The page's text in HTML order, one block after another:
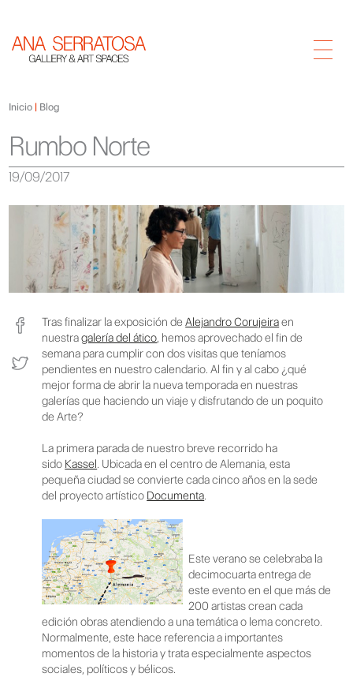
Inicio Blog
Rumbo Norte
19/09/2017
Tras finalizar la exposición deAlejandro Corujeiraen
nuestragalería del ático, hemos aprovechado el fin de
semana para cumplir con dos visitas que teníamos
pendientes en nuestro calendario. Al fin y al cabo ¿qué
mejor forma de abrir la nueva temporada en nuestras
galerías que haciendo un viaje y disfrutando de un poquito
de Arte?
La primera parada de nuestro breve recorrido ha
sido Kassel. Ubicada en el centro de Alemania, esta
pequeña ciudad se convierte cada cinco años en la sede
del proyecto artístico Documenta.
Este verano se celebraba la
decimocuarta entrega de
este evento en el que más de
200 artistas crean cada
edición obras atendiendo a una temática o lema concreto.
Normalmente, este hace referencia a importantes
momentos de la historia y trata especialmente aspectos
sociales, políticos y bélicos.